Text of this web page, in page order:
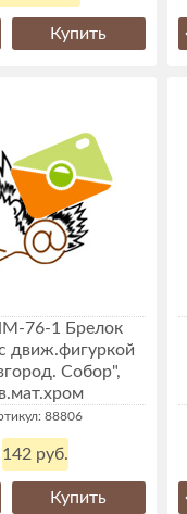
Купить
76-1 Брелок
движ.фигуркой
Собор",
88806
142 руб.
Купить